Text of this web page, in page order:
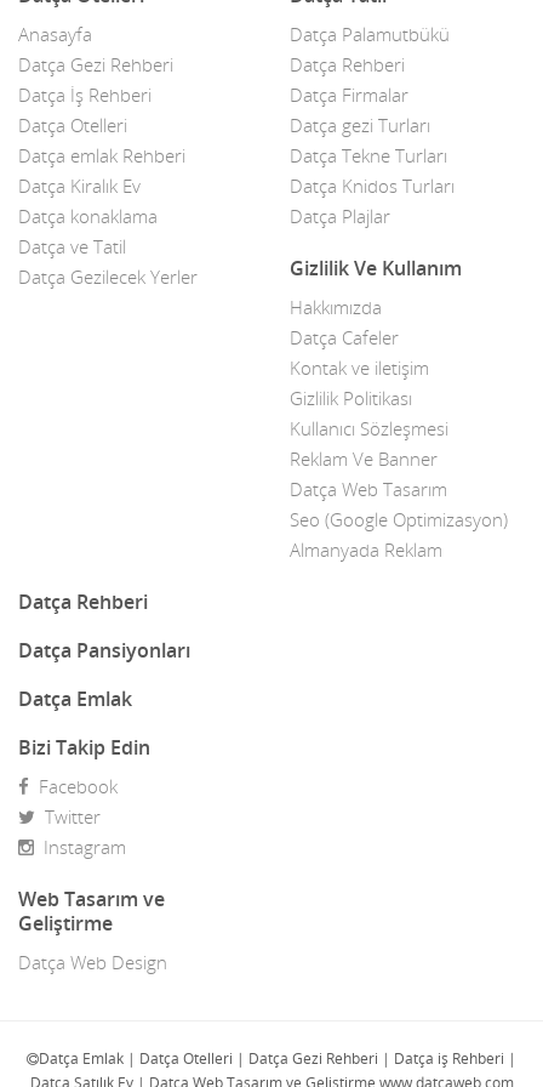
Çelik Kapı
Çiçekçiler
Datça Bademi
Datça Feribot
Datça Köy Ürünleri
Dekorasyon
Demir Doğrama
Dergiler
Diğer Ürünler
Direk Sahibinden Emlak
Diş Doktorları
Doğa Turları
Anasayfa
Datça Gezi Rehberi
Datça İş Rehberi
Datça Otelleri
Datça emlak Rehberi
Datça Kiralık Ev
Datça konaklama
Datça ve Tatil
Datça Gezilecek Yerler
Datça Palamutbükü
Datça Rehberi
Datça Firmalar
Datça gezi Turları
Datça Tekne Turları
Datça Knidos Turları
Datça Plajlar
Gizlilik Ve Kullanım
Hakkımızda
Datça Cafeler
Kontak ve iletişim
Gizlilik Politikası
Kullanıcı Sözleşmesi
Reklam Ve Banner
Datça Web Tasarım
Seo (Google Optimizasyon)
Almanyada Reklam
Datça Rehberi
Datça Pansiyonları
Datça Emlak
Bizi Takip Edin
Facebook
Twitter
Instagram
Web Tasarım ve
Geliştirme
Datça Web Design
Datça Emlak | Datça Otelleri | Datça Gezi Rehberi | Datça iş Rehberi |
Datça Satılık Ev | Datça Web Tasarım ve Geliştirme www.datcaweb.com